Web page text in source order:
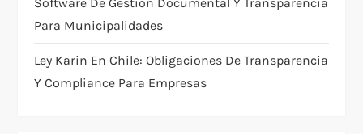
Para Municipalidades
Ley Karin En Chile: Obligaciones De Transparencia
Y Compliance Para Empresas